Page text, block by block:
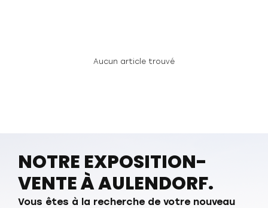
Aucun article trouvé
NOTRE EXPOSITION-
VENTE À AULENDORF.
Vous êtes à la recherche de votre nouveau